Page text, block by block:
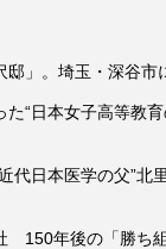
」。埼玉・深谷市
“日本女子高等教
代日本医学の父”
150年後の「勝ち組